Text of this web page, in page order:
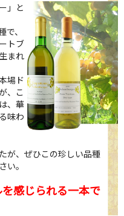
」と
、
トブ
まれ
場ド
、こ
、華
味わ
が、ぜひこの珍しい品種
い。
感じられる一本で